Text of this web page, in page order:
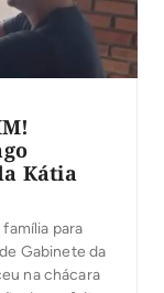
Kátia
para
Gabinete da
na chácara